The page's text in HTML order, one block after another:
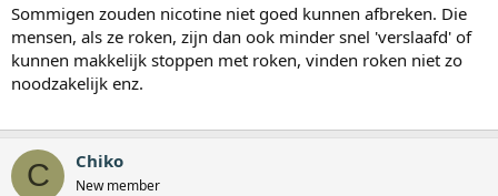
Sommigen zouden nicotine niet goed kunnen afbreken. Die
mensen, als ze roken, zijn dan ook minder snel 'verslaafd' of
kunnen makkelijk stoppen met roken, vinden roken niet zo
noodzakelijk enz.
C Chiko
New member